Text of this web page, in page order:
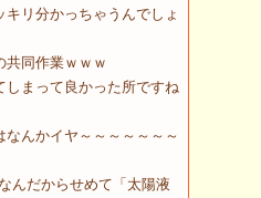
キリ分かっちゃうんでしょ
共同作業ｗｗｗ
しまって良かった所ですね
なんかイヤ～～～～～～～
んだからせめて「太陽液